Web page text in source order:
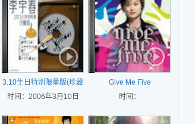
3.10生日特别限量版(珍藏
版)
时间：2006年3月10日
Give Me Five
时间：